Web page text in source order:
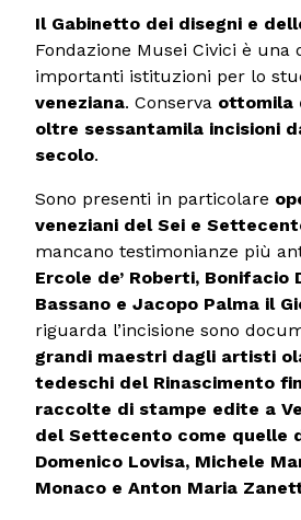
Il Gabinetto dei disegni e
Fondazione Musei Civici è una
importanti istituzioni per lo
veneziana. Conserva ottomila
oltre sessantamila incisioni
secolo.
Sono presenti in particolare
veneziani del Sei e
mancano testimonianze più
Ercole de’ Roberti, Bonifacio
Bassano e Jacopo Palma il
riguarda l’incisione sono
grandi maestri dagli artisti
tedeschi del Rinascimento
raccolte di stampe edite a
del Settecento come quelle
Domenico Lovisa, Michele
Monaco e Anton Maria